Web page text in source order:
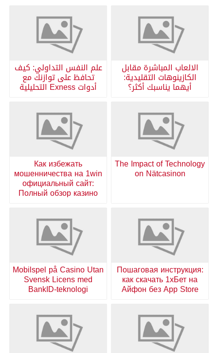
الالعاب المباشرة مقابل
الكازينوهات التقليدية:
أيهما يناسبك أكثر؟
علم النفس التداولي: كيف
تحافظ على توازنك مع
أدوات Exness التحليلية
The Impact of Technology
on Nätcasinon
Как избежать
мошенничества на 1win
официальный сайт:
Полный обзор казино
Пошаговая инструкция:
как скачать 1хБет на
Айфон без App Store
Mobilspel på Casino Utan
Svensk Licens med
BankID-teknologi